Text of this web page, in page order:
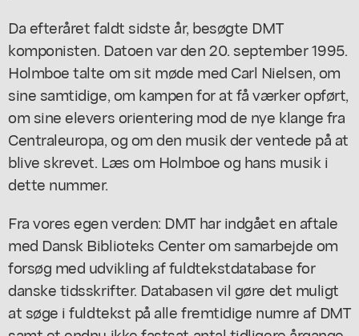
Da efteråret faldt sidste år, besøgte DMT
komponisten. Datoen var den 20. september 1995.
Holmboe talte om sit møde med Carl Nielsen, om
sine samtidige, om kampen for at få værker opført,
om sine elevers orientering mod de nye klange fra
Centraleuropa, og om den musik der ventede på at
blive skrevet. Læs om Holmboe og hans musik i
dette nummer.
Fra vores egen verden: DMT har indgået en aftale
med Dansk Biblioteks Center om samarbejde om
forsøg med udvikling af fuldtekstdatabase for
danske tidsskrifter. Databasen vil gøre det muligt
at søge i fuldtekst på alle fremtidige numre af DMT